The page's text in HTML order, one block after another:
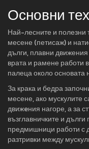
Основни
Най-лесните и полезни
месене (петисаж) и
дълги, плавни
врата и рамене работи
палеца около основата
За крака и бедра
месене, ако мускулите
движeния нагоре, а за
възглавничките и
предмишници работи с
разтривки между